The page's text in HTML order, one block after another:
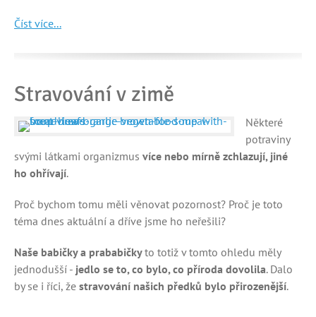
Číst více...
Stravování v zimě
Některé
potraviny
svými látkami organizmus více nebo mírně zchlazují, jiné
ho ohřívají.
Proč bychom tomu měli věnovat pozornost? Proč je toto
téma dnes aktuální a dříve jsme ho neřešili?
Naše babičky a prababičkyto totiž v tomto ohledu měly
jednodušší - jedlo se to, co bylo, co příroda dovolila. Dalo
by se i říci, že stravování našich předků bylo přirozenější.